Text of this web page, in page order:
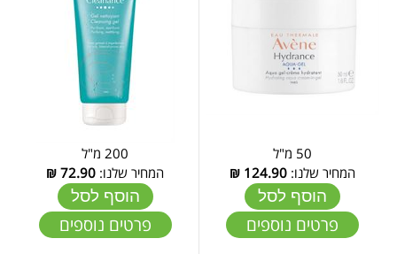
המחיר שלנו: 124.90
₪
הוסף לסל
פרטים נוספים
200 מ"ל
המחיר שלנו: 72.90
₪
הוסף לסל
פרטים נוספים